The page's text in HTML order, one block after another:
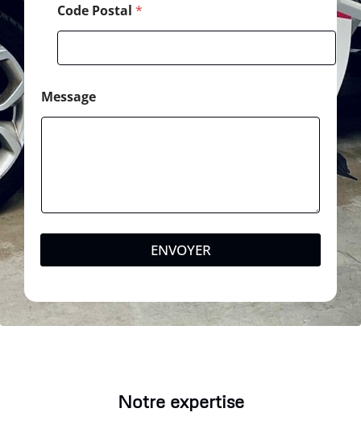
Code Postal *
Message
ENVOYER
Notre expertise